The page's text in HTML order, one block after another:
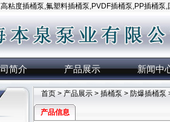
粘度插桶泵,氟塑料插桶泵,PVDF插桶泵,PP插桶泵
简介 产品展示 新闻中
首页 > 产品展示 > 插桶泵 > 防爆插桶泵
产品信息